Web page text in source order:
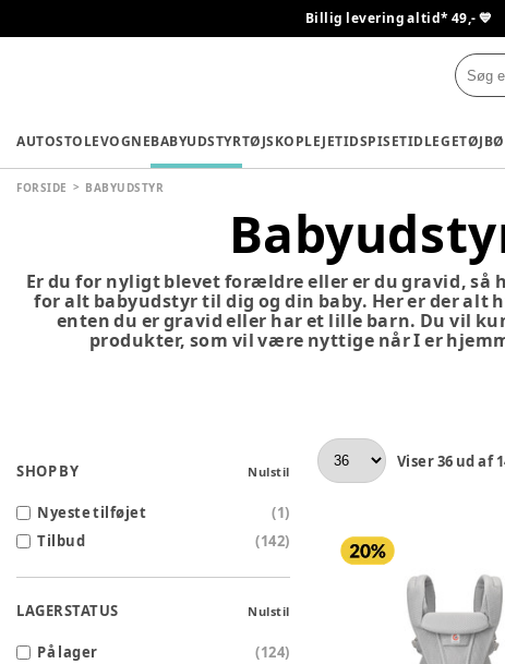
Billig levering altid* 49,- 💙
AUTOSTOLEVOGNEBABYUDSTYRTØJSKOPLEJETIDSPISETIDLEGETØJ
FORSIDE BABYUDSTYR
Er du for nyligt blevet forældre eller er du gravid, så
for alt babyudstyr til dig og din baby. Her er der alt
enten du er gravid eller har et lille barn. Du vil
produkter, som vil være nyttige når I er
SHOP BY Nulstil
Nyeste tilføjet (1)
Tilbud
(142)
LAGERSTATUS Nulstil
På lager (124)
Viser36 ud af